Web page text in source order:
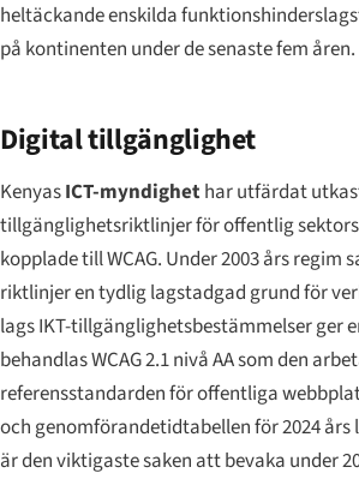
heltäckande enskilda
på kontinenten under de senaste fem åren.
Digital tillgänglighet
KenyasICT-myndighethar utfärdat
tillgänglighetsriktlinjer för offentlig
kopplade till WCAG. Under 2003 års regim
riktlinjer en tydlig lagstadgad grund för
lags IKT-tillgänglighetsbestämmelser ger
behandlas WCAG 2.1 nivå AA som den
referensstandarden för offentliga
och genomförandetidtabellen för 2024 års
är den viktigaste saken att bevaka under